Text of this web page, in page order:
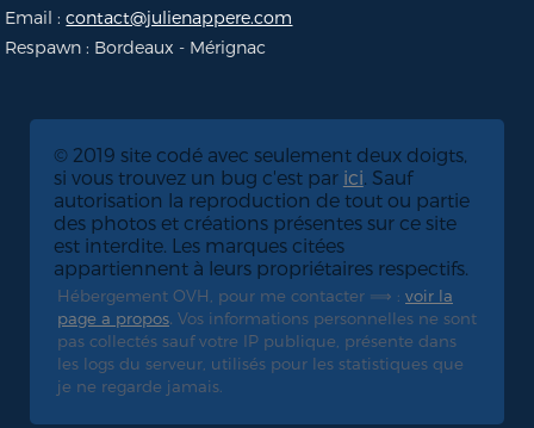
Email :contact@julienappere.com
Respawn : Bordeaux - Mérignac
© 2019 site codé avec seulement deux doigts,
si vous trouvez un bug c'est par ici. Sauf
autorisation la reproduction de tout ou partie
des photos et créations présentes sur ce site
est interdite. Les marques citées
appartiennent à leurs propriétaires respectifs.
Hébergement OVH, pour me contacter ⟹ : voir la
page a propos. Vos informations personnelles ne sont
pas collectés sauf votre IP publique, présente dans
les logs du serveur, utilisés pour les statistiques que
je ne regarde jamais.